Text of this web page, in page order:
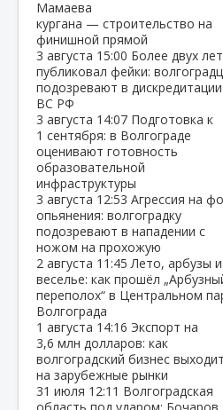
Мамаева
кургана — строительство на
финишной прямой
3 августа 15:00 Более двух лет
публиковал фейки:
подозревают в дискредитации
ВС РФ
3 августа 14:07 Подготовка к
1 сентября: в Волгограде
оценивают готовность
образовательной
инфраструктуры
3 августа 12:53 Агрессия на
опьянения: волгоградку
подозревают в нападении с
ножом на прохожую
2 августа 11:45Лето, арбузы и
веселье: как прошёл
переполох“ в Центральном
Волгограда
1 августа 14:16 Экспорт на
3,6 млн долларов: как
волгоградский бизнес выходит
на зарубежные рынки
31 июля 12:11 Волгоградская